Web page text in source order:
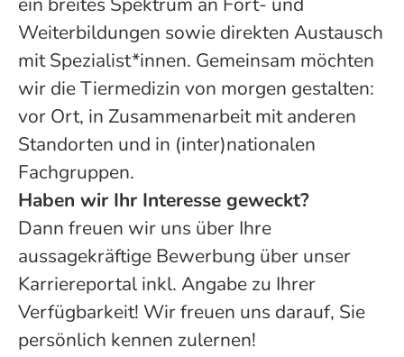
Weiterbildungen sowie direkten Austausch
mit Spezialist*innen. Gemeinsam möchten
wir die Tiermedizin von morgen gestalten:
vor Ort, in Zusammenarbeit mit anderen
Standorten und in (inter)nationalen
Fachgruppen.
Haben wir Ihr Interesse geweckt?
Dann freuen wir uns über Ihre
aussagekräftige Bewerbung über unser
Karriereportal inkl. Angabe zu Ihrer
Verfügbarkeit! Wir freuen uns darauf, Sie
persönlich kennen zulernen!